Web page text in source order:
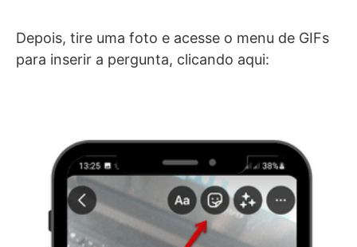
Depois, tire uma foto e acesse o menu de GIFs
para inserir a pergunta, clicando aqui: